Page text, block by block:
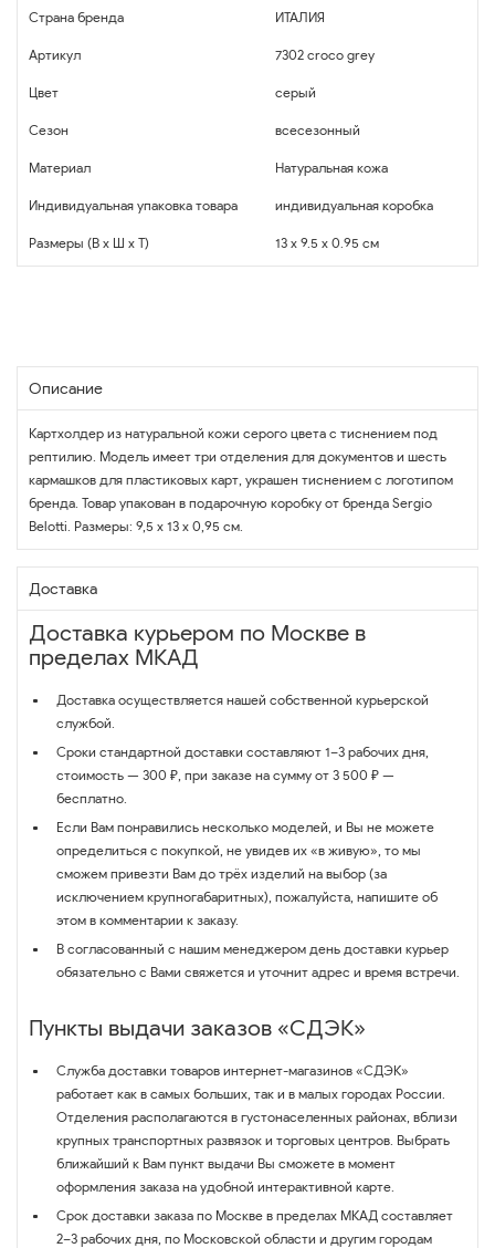
Страна бренда ИТАЛИЯ
Артикул 7302 croco grey
Цвет серый
Сезон всесезонный
Материал Натуральная кожа
Индивидуальная упаковка товара индивидуальная коробка
Размеры (В x Ш x Т) 13 x 9.5 x 0.95 см
Описание
Картхолдер из натуральной кожи серого цвета с тиснением под
рептилию. Модель имеет три отделения для документов и шесть
кармашков для пластиковых карт, украшен тиснением с логотипом
бренда. Товар упакован в подарочную коробку от бренда Sergio
Belotti. Размеры: 9,5 x 13 x 0,95 см.
Доставка
Доставка курьером по Москве в
пределах МКАД
Доставка осуществляется нашей собственной курьерской
службой.
Сроки стандартной доставки составляют 1–3 рабочих дня,
стоимость — 300 ₽, при заказе на сумму от 3 500 ₽ —
бесплатно.
Если Вам понравились несколько моделей, и Вы не можете
определиться с покупкой, не увидев их «в живую», то мы
сможем привезти Вам до трёх изделий на выбор (за
исключением крупногабаритных), пожалуйста, напишите об
этом в комментарии к заказу.
В согласованный с нашим менеджером день доставки курьер
обязательно с Вами свяжется и уточнит адрес и время встречи.
Пункты выдачи заказов «СДЭК»
Служба доставки товаров интернет-магазинов «СДЭК»
работает как в самых больших, так и в малых городах России.
Отделения располагаются в густонаселенных районах, вблизи
крупных транспортных развязок и торговых центров. Выбрать
ближайший к Вам пункт выдачи Вы сможете в момент
оформления заказа на удобной интерактивной карте.
Срок доставки заказа по Москве в пределах МКАД составляет
2–3 рабочих дня, по Московской области и другим городам